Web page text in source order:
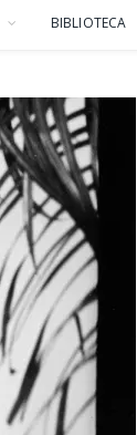
BIBLIOTECA